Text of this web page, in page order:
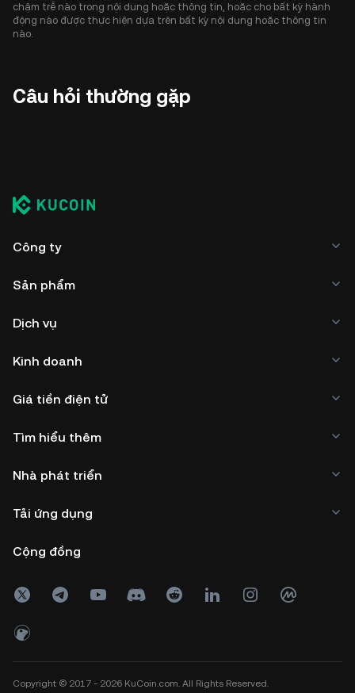
chậm trễ nào trong nội dung hoặc thông tin, hoặc cho bất kỳ hành
động nào được thực hiện dựa trên bất kỳ nội dung hoặc thông tin
nào.
Câu hỏi thường gặp
Công ty
Sản phẩm
Dịch vụ
Kinh doanh
Giá tiền điện tử
Tìm hiểu thêm
Nhà phát triển
Tải ứng dụng
Cộng đồng
Copyright © 2017 - 2026 KuCoin.com. All Rights Reserved.